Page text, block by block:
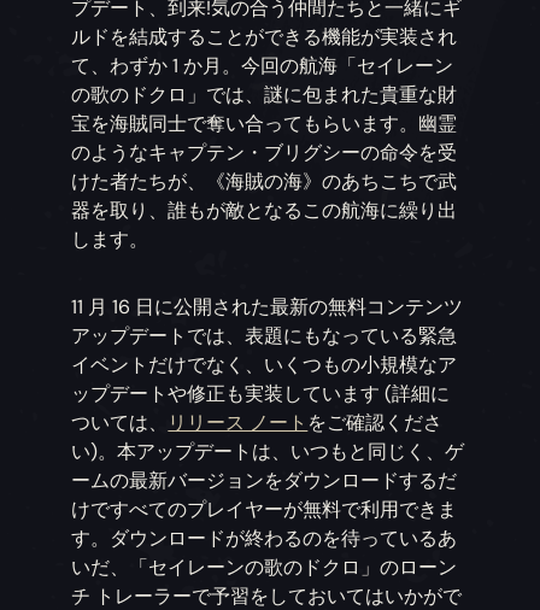
プデート、到来!気の合う仲間たちと一緒にギ
ルドを結成することができる機能が実装され
て、わずか 1 か月。今回の航海「セイレーン
の歌のドクロ」では、謎に包まれた貴重な財
宝を海賊同士で奪い合ってもらいます。幽霊
のようなキャプテン・ブリグシーの命令を受
けた者たちが、《海賊の海》のあちこちで武
器を取り、誰もが敵となるこの航海に繰り出
します。
11 月 16 日に公開された最新の無料コンテンツ
アップデートでは、表題にもなっている緊急
イベントだけでなく、いくつもの小規模なア
ップデートや修正も実装しています (詳細に
ついては、
リリース ノート をご確認くださ
い)。本アップデートは、いつもと同じく、ゲ
ームの最新バージョンをダウンロードするだ
けですべてのプレイヤーが無料で利用できま
す。ダウンロードが終わるのを待っているあ
いだ、「セイレーンの歌のドクロ」のローン
チ トレーラーで予習をしておいてはいかがで